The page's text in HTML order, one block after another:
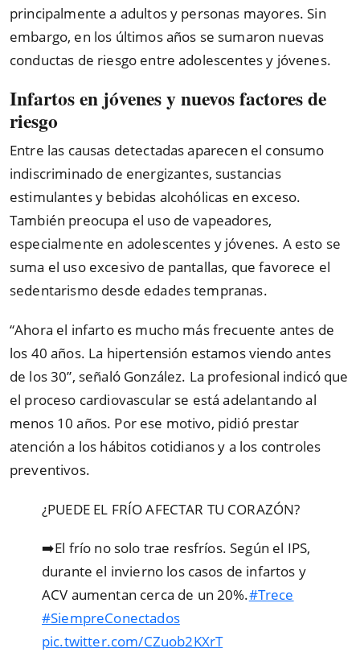
principalmente a adultos y personas mayores. Sin
embargo, en los últimos años se sumaron nuevas
conductas de riesgo entre adolescentes y jóvenes.
Infartos en jóvenes y nuevos factores de
riesgo
Entre las causas detectadas aparecen el consumo
indiscriminado de energizantes, sustancias
estimulantes y bebidas alcohólicas en exceso.
También preocupa el uso de vapeadores,
especialmente en adolescentes y jóvenes. A esto se
suma el uso excesivo de pantallas, que favorece el
sedentarismo desde edades tempranas.
“Ahora el infarto es mucho más frecuente antes de
los 40 años. La hipertensión estamos viendo antes
de los 30”, señaló González. La profesional indicó que
el proceso cardiovascular se está adelantando al
menos 10 años. Por ese motivo, pidió prestar
atención a los hábitos cotidianos y a los controles
preventivos.
¿PUEDE EL FRÍO AFECTAR TU CORAZÓN?
➡️El frío no solo trae resfríos. Según el IPS,
durante el invierno los casos de infartos y
ACV aumentan cerca de un 20%.#Trece
#SiempreConectados
pic.twitter.com/CZuob2KXrT